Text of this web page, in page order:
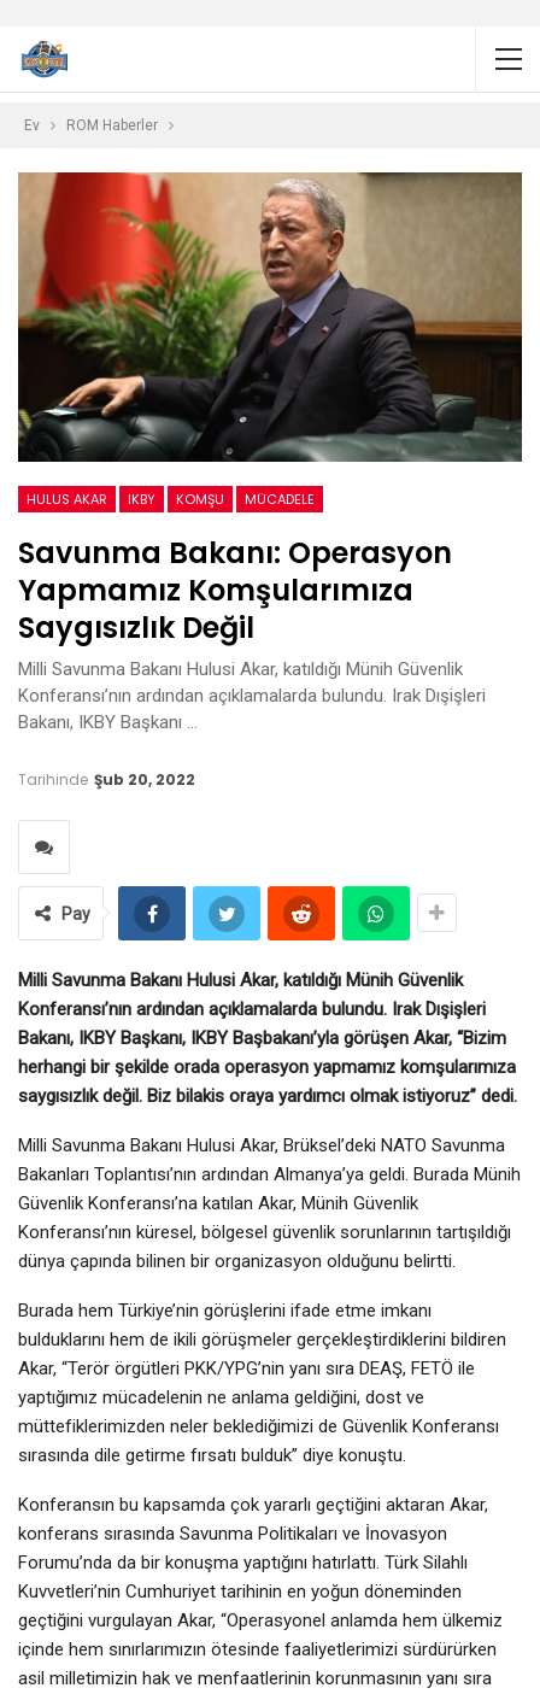
Ev ROM Haberler
HULUS AKAR IKBY KOMŞU MÜCADELE
Savunma Bakanı: Operasyon
Yapmamız Komşularımıza
Saygısızlık Değil
Milli Savunma Bakanı Hulusi Akar, katıldığı Münih Güvenlik
Konferansı’nın ardından açıklamalarda bulundu. Irak Dışişleri
Bakanı, IKBY Başkanı …
Tarihinde Şub 20, 2022
Pay
Milli Savunma Bakanı Hulusi Akar, katıldığı Münih Güvenlik
Konferansı’nın ardından açıklamalarda bulundu. Irak Dışişleri
Bakanı, IKBY Başkanı, IKBY Başbakanı’yla görüşen Akar, “Bizim
herhangi bir şekilde orada operasyon yapmamız komşularımıza
saygısızlık değil. Biz bilakis oraya yardımcı olmak istiyoruz” dedi.
Milli Savunma Bakanı Hulusi Akar, Brüksel’deki NATO Savunma
Bakanları Toplantısı’nın ardından Almanya’ya geldi. Burada Münih
Güvenlik Konferansı’na katılan Akar, Münih Güvenlik
Konferansı’nın küresel, bölgesel güvenlik sorunlarının tartışıldığı
dünya çapında bilinen bir organizasyon olduğunu belirtti.
Burada hem Türkiye’nin görüşlerini ifade etme imkanı
bulduklarını hem de ikili görüşmeler gerçekleştirdiklerini bildiren
Akar, “Terör örgütleri PKK/YPG’nin yanı sıra DEAŞ, FETÖ ile
yaptığımız mücadelenin ne anlama geldiğini, dost ve
müttefiklerimizden neler beklediğimizi de Güvenlik Konferansı
sırasında dile getirme fırsatı bulduk” diye konuştu.
Konferansın bu kapsamda çok yararlı geçtiğini aktaran Akar,
konferans sırasında Savunma Politikaları ve İnovasyon
Forumu’nda da bir konuşma yaptığını hatırlattı. Türk Silahlı
Kuvvetleri’nin Cumhuriyet tarihinin en yoğun döneminden
geçtiğini vurgulayan Akar, “Operasyonel anlamda hem ülkemiz
içinde hem sınırlarımızın ötesinde faaliyetlerimizi sürdürürken
asil milletimizin hak ve menfaatlerinin korunmasının yanı sıra